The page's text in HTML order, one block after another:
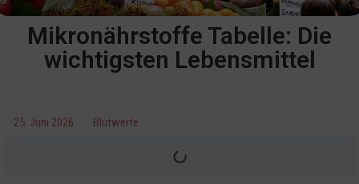
Mikronährstoffe Tabelle: Die
wichtigsten Lebensmittel
25. Juni 2026 Blutwerte